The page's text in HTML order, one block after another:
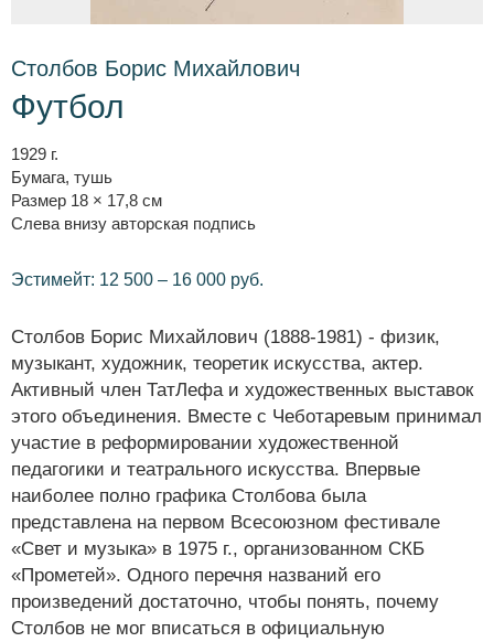
Столбов Борис Михайлович
Футбол
1929 г.
Бумага, тушь
Размер 18 × 17,8 см
Слева внизу авторская подпись
Эстимейт: 12 500 – 16 000 руб.
Столбов Борис Михайлович (1888-1981) - физик,
музыкант, художник, теоретик искусства, актер.
Активный член ТатЛефа и художественных выставок
этого объединения. Вместе с Чеботаревым принимал
участие в реформировании художественной
педагогики и театрального искусства. Впервые
наиболее полно графика Столбова была
представлена на первом Всесоюзном фестивале
«Свет и музыка» в 1975 г., организованном СКБ
«Прометей». Одного перечня названий его
произведений достаточно, чтобы понять, почему
Столбов не мог вписаться в официальную